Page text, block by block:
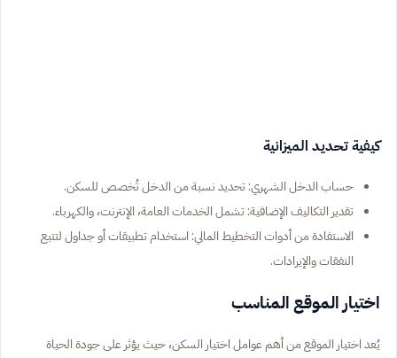
كيفية تحديد الميزانية
حساب الدخل الشهري: تحديد نسبة من الدخل تُخصص للسكن.
تقدير التكاليف الإضافية: تشمل الخدمات العامة، الإنترنت، والكهرباء.
الاستفادة من أدوات التخطيط المالي: استخدام تطبيقات أو جداول لتتبع
النفقات والإيرادات.
اختيار الموقع المناسب
يُعد اختيار الموقع من أهم عوامل اختيار السكن، حيث يؤثر على جودة الحياة